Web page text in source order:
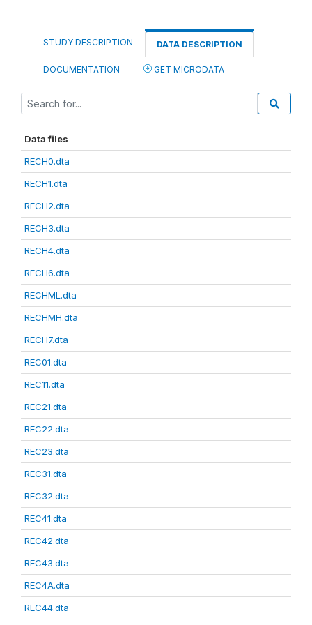
STUDY DESCRIPTION DATA DESCRIPTION
DOCUMENTATION GET MICRODATA
Data files
RECH0.dta
RECH1.dta
RECH2.dta
RECH3.dta
RECH4.dta
RECH6.dta
RECHML.dta
RECHMH.dta
RECH7.dta
REC01.dta
REC11.dta
REC21.dta
REC22.dta
REC23.dta
REC31.dta
REC32.dta
REC41.dta
REC42.dta
REC43.dta
REC4A.dta
REC44.dta